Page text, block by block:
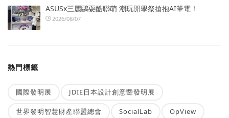
ASUSx三麗鷗耍酷聯萌 潮玩開學祭搶抱AI筆電！
2026/08/07
熱門標籤
國際發明展 JDIE日本設計創意暨發明展
世界發明智慧財產聯盟總會 SocialLab OpView